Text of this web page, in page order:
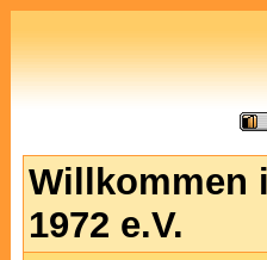
Willkommen
1972 e.V.